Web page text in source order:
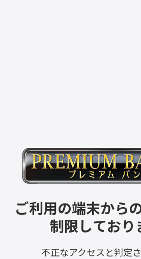
ご利用の端末から
制限しており
不正なアクセスと判定さ